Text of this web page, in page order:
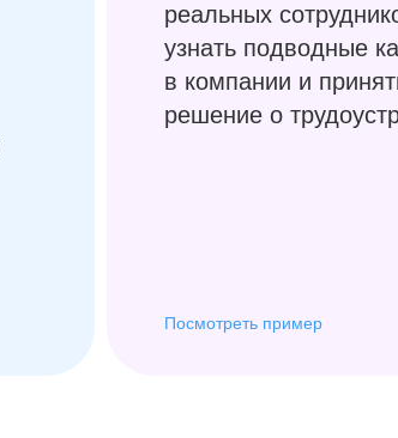
реальных
узнать подводные
в компании и
решение о
Посмотреть пример